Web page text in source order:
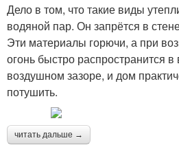
Дело в том, что такие виды
водяной пар. Он запрётся в
Эти материалы горючи, а при
огонь быстро распространится
воздушном зазоре, и дом
потушить.
читать дальше →